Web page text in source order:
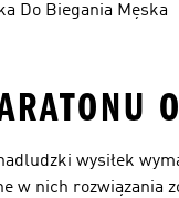
Do Biegania Męska
wysiłek
w nich rozwiązania